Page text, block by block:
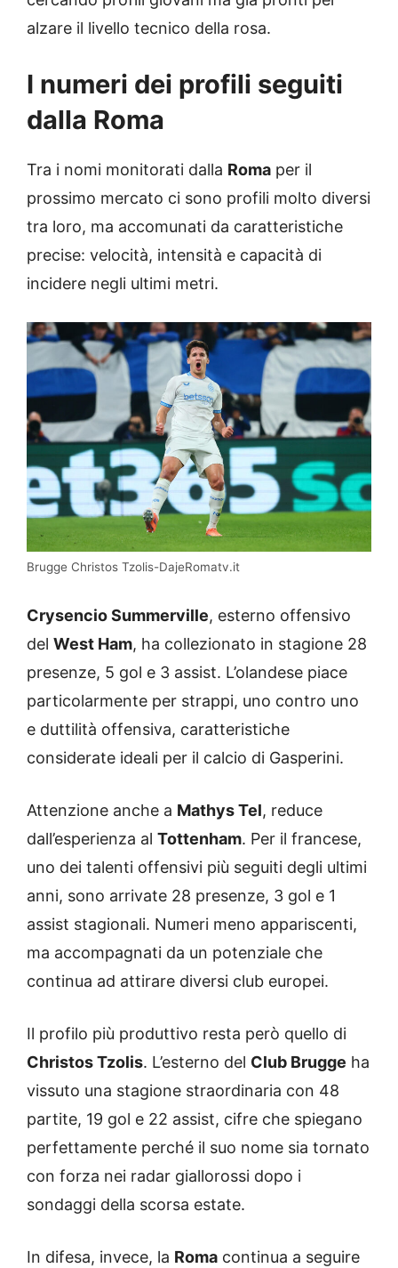
alzare il livello tecnico della rosa.
I numeri dei profili seguiti
dalla Roma
Tra i nomi monitorati dalla Roma per il
prossimo mercato ci sono profili molto diversi
tra loro, ma accomunati da caratteristiche
precise: velocità, intensità e capacità di
incidere negli ultimi metri.
Brugge Christos Tzolis-DajeRomatv.it
Crysencio Summerville, esterno offensivo
del West Ham, ha collezionato in stagione 28
presenze, 5 gol e 3 assist. L’olandese piace
particolarmente per strappi, uno contro uno
e duttilità offensiva, caratteristiche
considerate ideali per il calcio di Gasperini.
Attenzione anche a Mathys Tel, reduce
dall’esperienza al Tottenham. Per il francese,
uno dei talenti offensivi più seguiti degli ultimi
anni, sono arrivate 28 presenze, 3 gol e 1
assist stagionali. Numeri meno appariscenti,
ma accompagnati da un potenziale che
continua ad attirare diversi club europei.
Il profilo più produttivo resta però quello di
Christos Tzolis. L’esterno del Club Brugge ha
vissuto una stagione straordinaria con 48
partite, 19 gol e 22 assist, cifre che spiegano
perfettamente perché il suo nome sia tornato
con forza nei radar giallorossi dopo i
sondaggi della scorsa estate.
In difesa, invece, la Roma continua a seguire